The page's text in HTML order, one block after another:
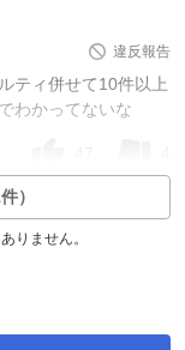
違反報告
ティ併せて10件以上
わかってないな
）
りません。